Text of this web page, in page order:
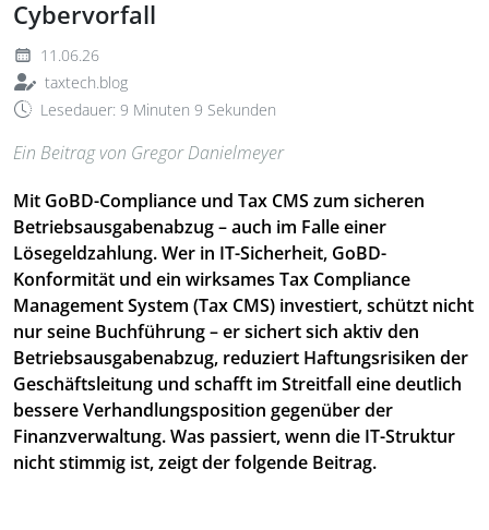
Cybervorfall
11.06.26
taxtech.blog
Lesedauer: 9 Minuten 9 Sekunden
Ein Beitrag von Gregor Danielmeyer
Mit GoBD-Compliance und Tax CMS zum sicheren
Betriebsausgabenabzug – auch im Falle einer
Lösegeldzahlung. Wer in IT-Sicherheit, GoBD-
Konformität und ein wirksames Tax Compliance
Management System (Tax CMS) investiert, schützt nicht
nur seine Buchführung – er sichert sich aktiv den
Betriebsausgabenabzug, reduziert Haftungsrisiken der
Geschäftsleitung und schafft im Streitfall eine deutlich
bessere Verhandlungsposition gegenüber der
Finanzverwaltung. Was passiert, wenn die IT-Struktur
nicht stimmig ist, zeigt der folgende Beitrag.